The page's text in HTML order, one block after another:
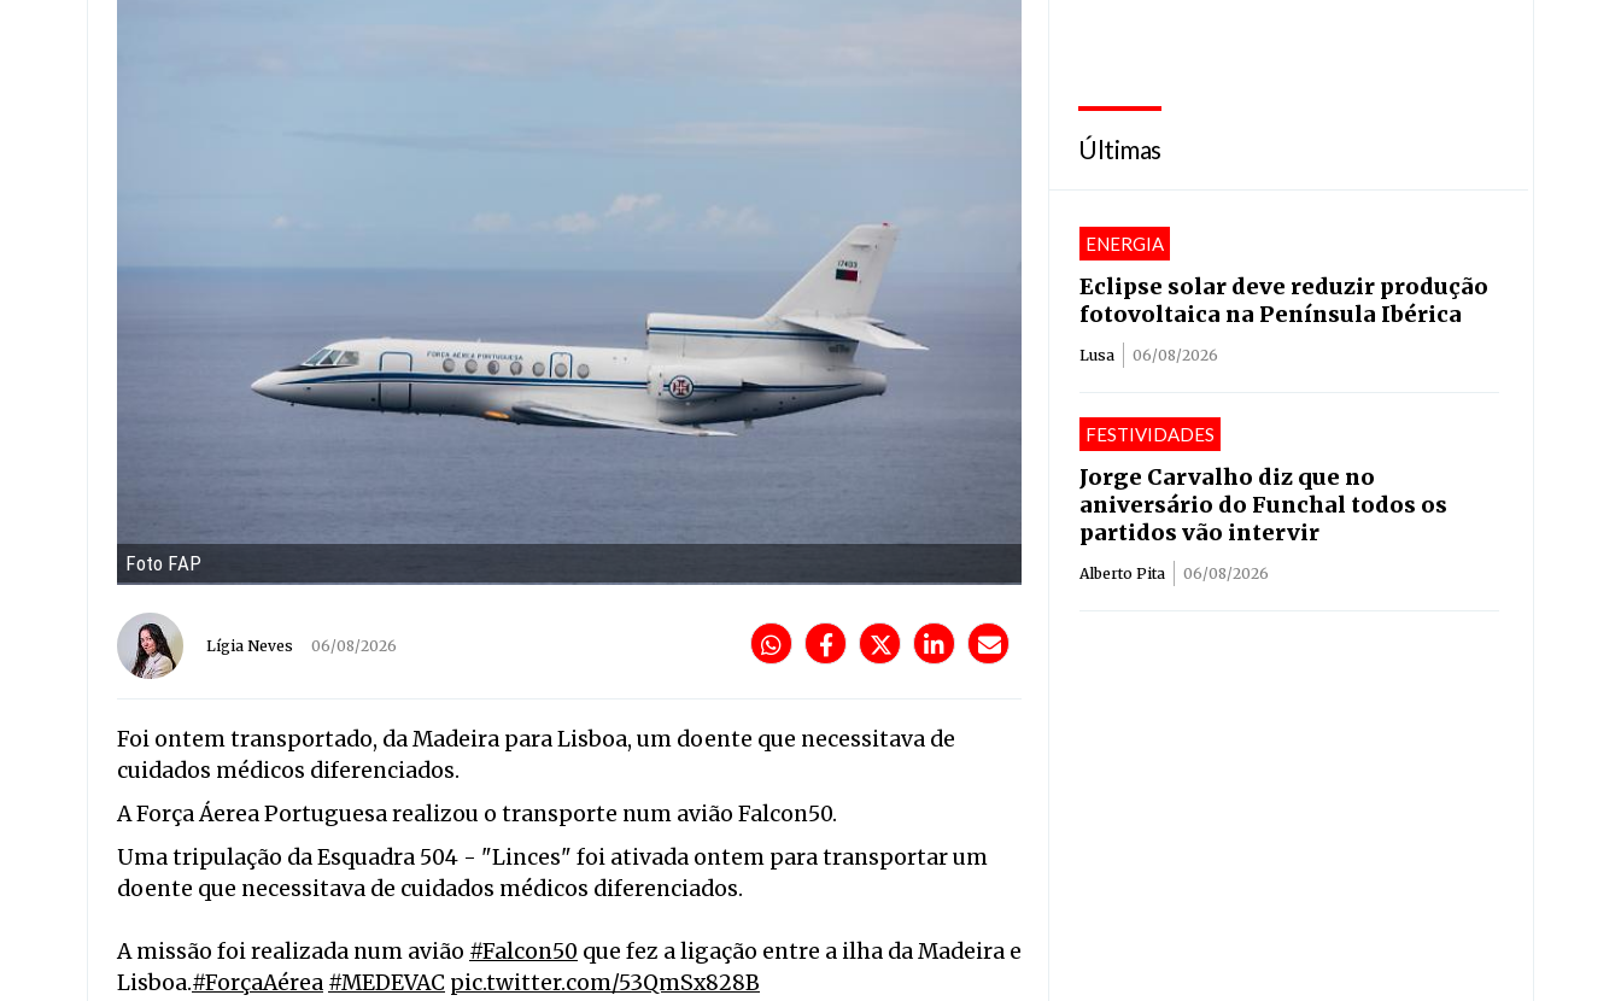
Foto FAP
Lígia Neves 06/08/2026
Foi ontem transportado, da Madeira para Lisboa, um doente que necessitava de
cuidados médicos diferenciados.
A Força Áerea Portuguesa realizou o transporte num avião Falcon50.
Uma tripulação da Esquadra 504 - "Linces" foi ativada ontem para transportar um
doente que necessitava de cuidados médicos diferenciados.
A missão foi realizada num avião #Falcon50 que fez a ligação entre a ilha da Madeira e
Lisboa.#ForçaAérea #MEDEVAC pic.twitter.com/53QmSx828B
Últimas
ENERGIA
Eclipse solar deve reduzir produção
fotovoltaica na Península Ibérica
Lusa 06/08/2026
FESTIVIDADES
Jorge Carvalho diz que no
aniversário do Funchal todos os
partidos vão intervir
Alberto Pita 06/08/2026